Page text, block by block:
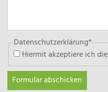
Pflichtfeld
Datenschutzerklärung*
Hiermit akzeptiere ich die
Formular abschicken